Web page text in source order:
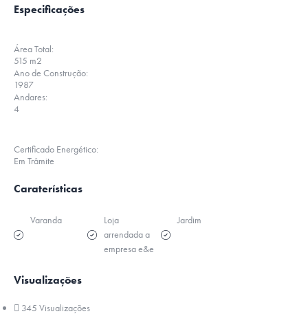
Especificações
Área Total:
515 m2
Ano de Construção:
1987
Andares:
4
Certificado Energético:
Em Trâmite
Caraterísticas
Varanda
Loja
arrendada a
empresa e&e
Jardim
Visualizações
345 Visualizações